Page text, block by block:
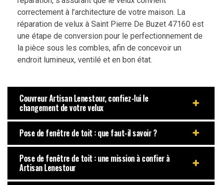
correctement à l’architecture de votre maison. La
réparation de velux à Saint Pierre De Buzet 47160 est
une étape de conversion pour le perfectionnement de
la pièce sous les combles, afin de concevoir un
endroit lumineux, ventilé et en bon état.
Couvreur Artisan Lenestour, confiez-lui le
changement de votre velux
Pose de fenêtre de toit : que faut-il savoir ?
Pose de fenêtre de toit : une mission à confier à
Artisan Lenestour